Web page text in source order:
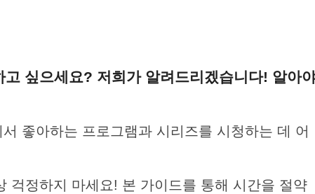
고 싶으세요? 저희가 알려드리겠습니다! 알아
좋아하는 프로그램과 시리즈를 시청하는 데 어
걱정하지 마세요! 본 가이드를 통해 시간을 절약